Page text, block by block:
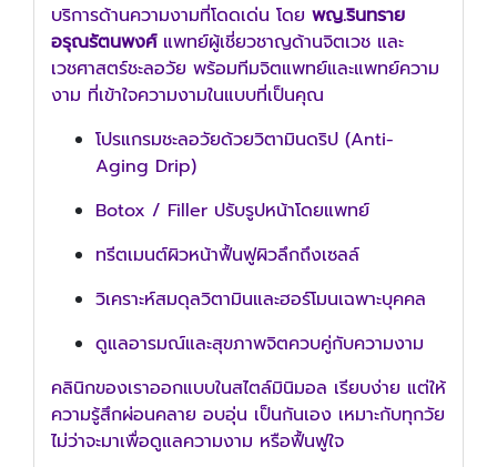
บริการด้านความงามที่โดดเด่น โดย พญ.รินทราย
อรุณรัตนพงศ์แพทย์ผู้เชี่ยวชาญด้านจิตเวช และ
เวชศาสตร์ชะลอวัย พร้อมทีมจิตแพทย์และแพทย์ความ
งาม ที่เข้าใจความงามในแบบที่เป็นคุณ
โปรแกรมชะลอวัยด้วยวิตามินดริป (Anti-
Aging Drip)
Botox / Filler ปรับรูปหน้าโดยแพทย์
ทรีตเมนต์ผิวหน้าฟื้นฟูผิวลึกถึงเซลล์
วิเคราะห์สมดุลวิตามินและฮอร์โมนเฉพาะบุคคล
ดูแลอารมณ์และสุขภาพจิตควบคู่กับความงาม
คลินิกของเราออกแบบในสไตล์มินิมอล เรียบง่าย แต่ให้
ความรู้สึกผ่อนคลาย อบอุ่น เป็นกันเอง เหมาะกับทุกวัย
ไม่ว่าจะมาเพื่อดูแลความงาม หรือฟื้นฟูใจ